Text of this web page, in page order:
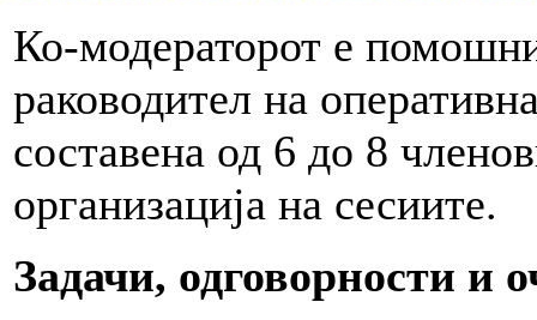
Ко-модераторот е
раководител на
составена од 6 до 8
организација на сесиите.
Задачи, одговорности и